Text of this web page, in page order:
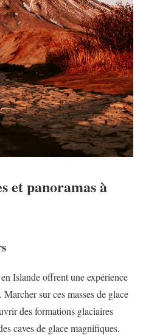
et panoramas à
Islande offrent une expérience
sur ces masses de glace
des formations glaciaires
caves de glace magnifiques.